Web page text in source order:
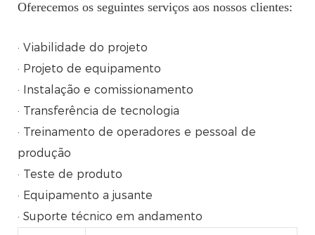
Oferecemos os seguintes serviços aos nossos clientes:
· Viabilidade do projeto
· Projeto de equipamento
· Instalação e comissionamento
· Transferência de tecnologia
· Treinamento de operadores e pessoal de
produção
· Teste de produto
· Equipamento a jusante
· Suporte técnico em andamento